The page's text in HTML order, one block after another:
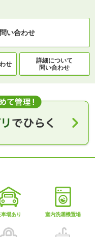
い合わせ
せ
詳細について
問い合わせ
車場あり 室内洗濯機置場